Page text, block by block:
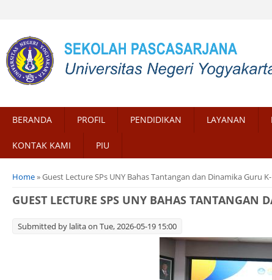
BERANDA PROFIL PENDIDIKAN LAYANAN
KONTAK KAMI PIU
You are here
Home» Guest Lecture SPs UNY Bahas Tantangan dan Dinamika Guru
GUEST LECTURE SPS UNY BAHAS
Submitted by lalitaon Tue, 2026-05-19 15:00